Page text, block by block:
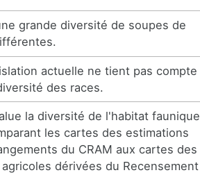
grande diversité de soupes de
actuelle ne tient pas compte
des races.
la diversité de l'habitat faunique
les cartes des estimations
du CRAM aux cartes des
dérivées du Recensement